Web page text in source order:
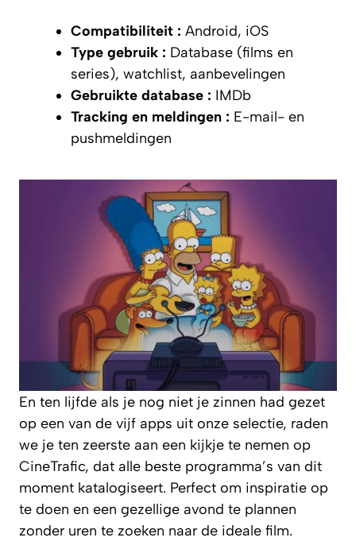
Compatibiliteit : Android, iOS
Type gebruik : Database (films en
series), watchlist, aanbevelingen
Gebruikte database : IMDb
Tracking en meldingen : E-mail- en
pushmeldingen
En ten lijfde als je nog niet je zinnen had gezet
op een van de vijf apps uit onze selectie, raden
we je ten zeerste aan een kijkje te nemen op
CineTrafic, dat alle beste programma’s van dit
moment katalogiseert. Perfect om inspiratie op
te doen en een gezellige avond te plannen
zonder uren te zoeken naar de ideale film.